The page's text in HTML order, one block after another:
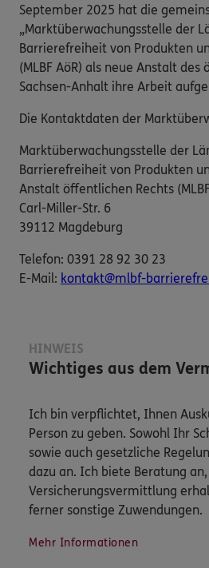
September 2025 hat die
„Marktüberwachungsstelle der
Barrierefreiheit von Produkten
(MLBF AöR) als neue Anstalt
Sachsen-Anhalt ihre Arbeit
Die Kontaktdaten der
Marktüberwachungsstelle der
Barrierefreiheit von Produkten
Anstalt öffentlichen Rechts
Carl-Miller-Str. 6
39112 Magdeburg
Telefon: 0391 28 92 30 23
E-​Mail: kontakt@mlbf-
HINWEIS
Wichtiges aus dem
Ich bin verpflichtet, Ihnen
Person zu geben. Sowohl Ihr
sowie auch gesetzliche
dazu an. Ich biete Beratung
Versicherungsvermittlung
ferner sonstige Zuwendungen.
Mehr Informationen